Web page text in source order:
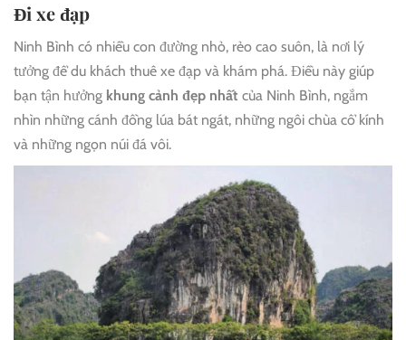
Đi xe đạp
Ninh Bình có nhiều con đường nhỏ, rẻo cao suôn, là nơi lý
tưởng để du khách thuê xe đạp và khám phá. Điều này giúp
bạn tận hưởng khung cảnh đẹp nhất của Ninh Bình, ngắm
nhìn những cánh đồng lúa bát ngát, những ngôi chùa cổ kính
và những ngọn núi đá vôi.